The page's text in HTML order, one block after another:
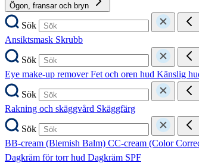
Ögon, fransar och bryn
Sök
Ansiktsmask Skrubb
Sök
Eye make-up removerFet och oren hud Känslig
Sök
Rakning och skäggvård Skäggfärg
Sök
BB-cream (Blemish Balm) CC-cream (Color
Dagkräm för torr hud Dagkräm SPF